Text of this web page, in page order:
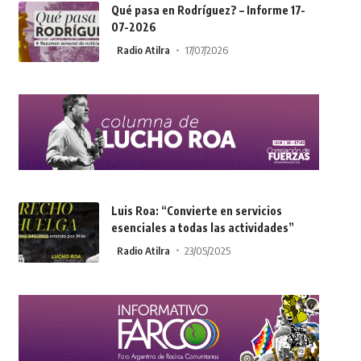
Qué pasa en Rodríguez? – Informe 17-
07-2026
Radio Atilra 17/07/2026
Luis Roa: “Convierte en servicios
esenciales a todas las actividades”
Radio Atilra 23/05/2025